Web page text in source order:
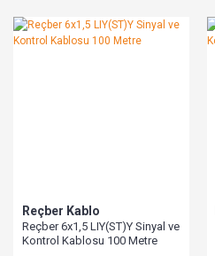
Reçber Kablo
Reçber 6x1,5 LIY(ST)Y Sinyal ve
Kontrol Kablosu 100 Metre